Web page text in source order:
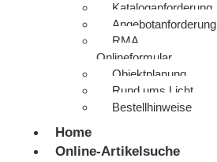
Kataloganforderung
Angebotanforderung
RMA
Onlineformular
Objektplanung
Rund ums Licht
Bestellhinweise
Home
Online-Artikelsuche